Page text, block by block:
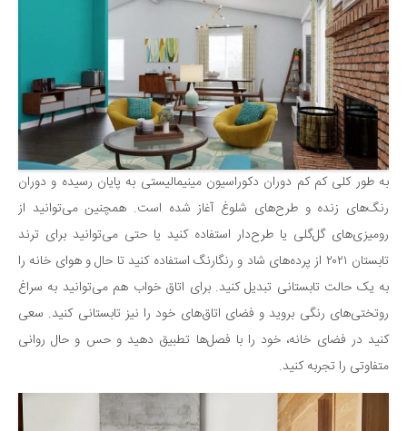
عکاسی و هنرهای تجسمی
کتاب و کتاب‌خوانی
تاریخ
معماری
علمی
فناوری‌ها
نجوم و هوا فضا
زمین و محیط زیست
خودرو
سرگرمی
دانستنی‌ها
بازی
فال
به طور کلی کم کم دوران دکوراسیون مینیمالیستی به پایان رسیده و دوران
رنگ‌های زنده و طرح‌های شلوغ آغاز شده است. همچنین می‌توانید از
رومیزی‌های گل‌گلی یا طرح‌دار استفاده کنید یا حتی می‌توانید برای ترند
تابستان ۲۰۲۱ از پرده‌های شاد و رنگارنگ استفاده کنید تا حال و هوای خانه را
به یک حالت تابستانی تبدیل کنید. برای اتاق خواب هم می‌توانید به سراغ
روتختی‌های رنگی بروید و فضای اتاق‌های خود را نیز تابستانی کنید. سعی
کنید در فضای خانه، خود را با فصل‌ها تطبیق دهید و حس و حال روانی
متفاوتی را تجربه کنید.